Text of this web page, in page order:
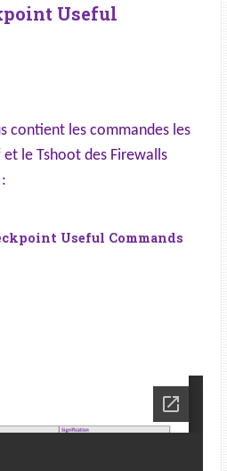
Useful
contient les commandes les
le Tshoot des Firewalls
Useful Commands